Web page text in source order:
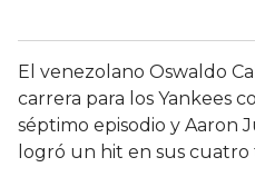
El venezolano Oswaldo
carrera para los Yankees
séptimo episodio y Aaron
logró un hit en sus